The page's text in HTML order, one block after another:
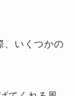
、いくつかの